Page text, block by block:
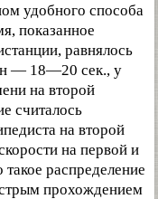
удобного способа
показанное
равнялось
— 18—20 сек., у
на второй
считалось
на второй
на первой и
распределение
прохождением